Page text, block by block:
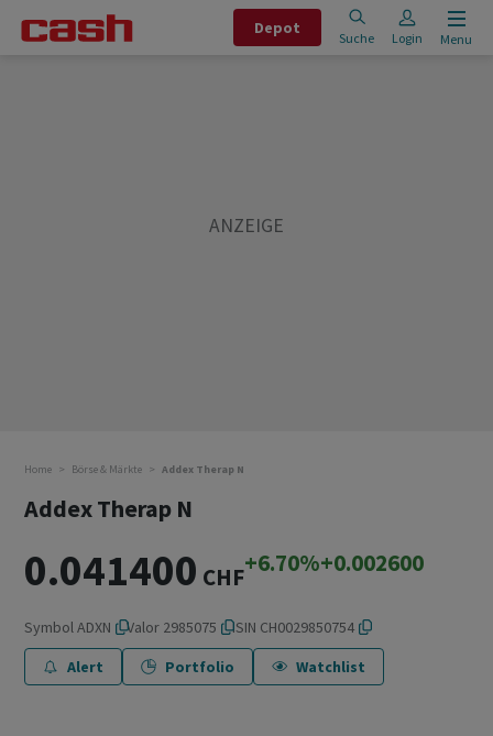
Depot
Suche Login Menu
Home Börse & Märkte Addex Therap N
Addex Therap N
0.041400 CHF+6.70%+0.002600
SymbolADXN Valor 2985075 ISIN CH0029850754
Alert
Portfolio Watchlist